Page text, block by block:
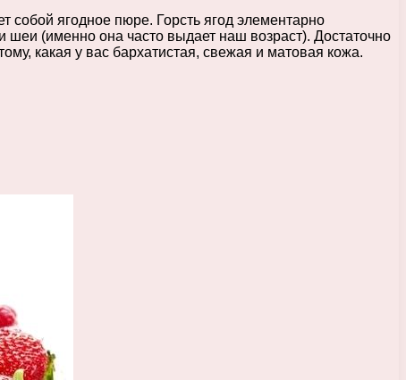
собой ягодное пюре. Горсть ягод элементарно
шеи (именно она часто выдает наш возраст). Достаточно
какая у вас бархатистая, свежая и матовая кожа.